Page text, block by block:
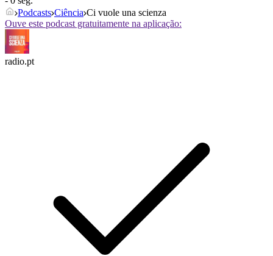
Podcasts Ciência Ci vuole una scienza
Ouve este podcast gratuitamente na aplicação:
radio.pt